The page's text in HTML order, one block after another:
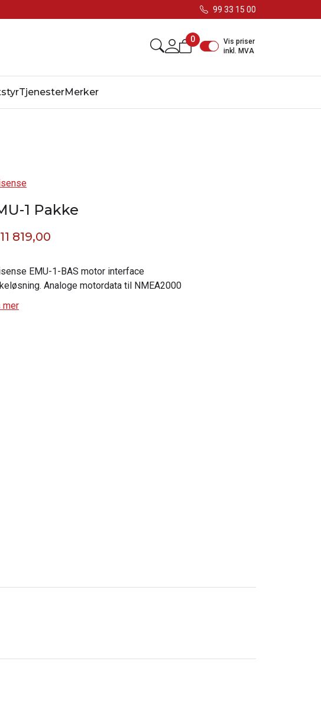
99 33 15 00
0
Vis priser
inkl. MVA
TjenesterMerker
1 Pakke
819,00
EMU-1-BAS motor interface
Analoge motordata til NMEA2000
mer